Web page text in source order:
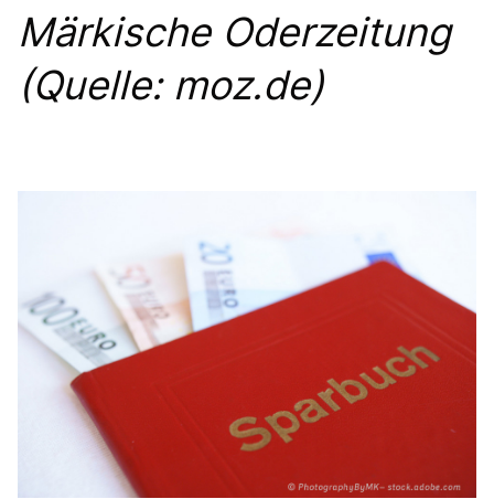
PRESSEFOTOS
MEIN BÜRGERBÜRO
CDU Deutschland
CDU Fraktion im Brandenburger Landtag
Märkische Oderzeitung
(Quelle: moz.de)